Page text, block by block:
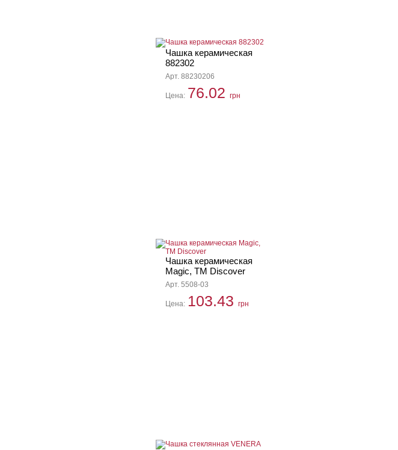
Чашка керамическая
882302
Арт. 88230206
Цена: 76.02 грн
Чашка керамическая
Magic, ТМ Discover
Арт. 5508-03
Цена: 103.43 грн